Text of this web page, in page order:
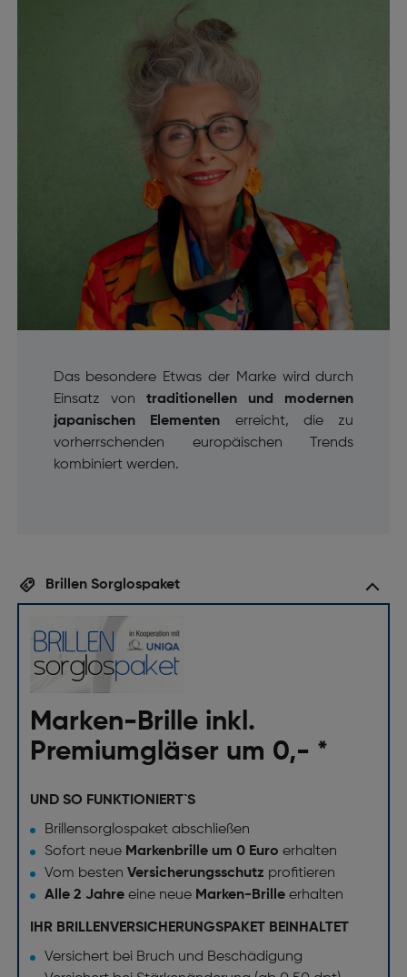
Das besondere Etwas der Marke wird durch
Einsatz von traditionellen und modernen
japanischen Elementen erreicht, die zu
vorherrschenden europäischen Trends
kombiniert werden.
Brillen Sorglospaket
Marken-Brille inkl.
Premiumgläser um 0,- *
UND SO FUNKTIONIERT`S
Brillensorglospaket abschließen
Sofort neue Markenbrille um 0 Euro erhalten
Vom besten Versicherungsschutz profitieren
Alle 2 Jahreeine neue Marken-Brille erhalten
IHR BRILLENVERSICHERUNGSPAKET BEINHALTET
Versichert bei Bruch und Beschädigung